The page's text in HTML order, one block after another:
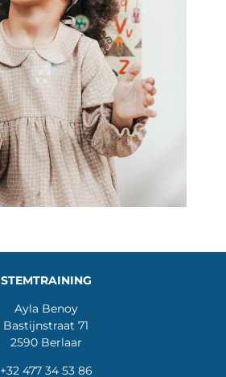
STEMTRAINING
Ayla Benoy
Bastijnstraat 71
2590 Berlaar
+32 477 34 53 86